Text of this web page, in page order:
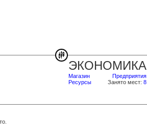
ЭКОНОМИКА
Предприятия
Занято мест: 8
Магазин
Ресурсы